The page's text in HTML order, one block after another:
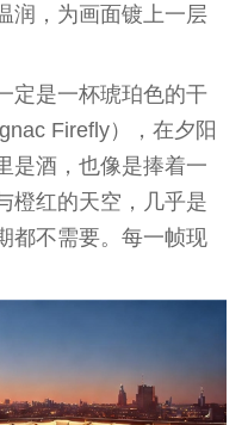
，为画面镀上一层
定是一杯琥珀色的干
Firefly），在夕阳
酒，也像是捧着一
橙红的天空，几乎是
都不需要。每一帧现